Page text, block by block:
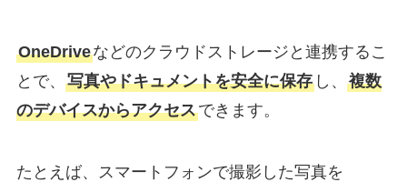
OneDriveなどのクラウドストレージと連携するこ
とで、 写真やドキュメントを安全に保存し、 複数
のデバイスからアクセスできます。
たとえば、スマートフォンで撮影した写真を